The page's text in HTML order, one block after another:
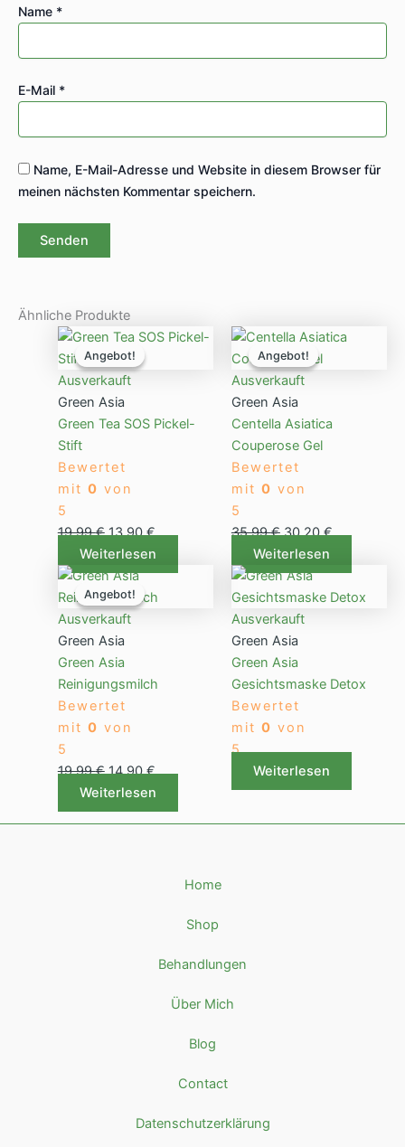
Name *
E-Mail *
Name, E-Mail-Adresse und Website in diesem Browser für
meinen nächsten Kommentar speichern.
Ähnliche Produkte
Angebot!
Ausverkauft
Angebot!
Green Asia
Green Tea SOS Pickel-
Stift
Bewertet
mit 0 von
5
19,99€
Ursprünglicher
Preis
war:
19,99 €
13,90€
Aktueller
Weiterlesen
Angebot!
Ausverkauft
Angebot!
Green Asia
Centella Asiatica
Couperose Gel
Bewertet
mit 0 von
5
35,99€
Ursprünglicher
Preis
war:
35,99 €
30,20€
Aktueller
Weiterlesen
Angebot!
Ausverkauft
Angebot!
Green Asia
Green Asia
Reinigungsmilch
Bewertet
mit 0 von
5
19,99€
Ursprünglicher
Preis
war:
19,99 €
14,90€
Aktueller
Preis
Weiterlesen
Ausverkauft
Green Asia
Green Asia
Gesichtsmaske Detox
Bewertet
mit 0 von
5
Weiterlesen
Home
Shop
Behandlungen
Über Mich
Blog
Contact
Datenschutzerklärung